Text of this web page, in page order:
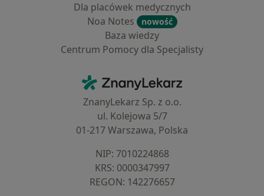
Dla placówek medycznych
Noa Notes
nowość
Baza wiedzy
Centrum Pomocy dla Specjalisty
ZnanyLekarz - Strona główna
ZnanyLekarz Sp. z o.o.
ul. Kolejowa 5/7
01-217 Warszawa, Polska
NIP: ⁠7010224868
KRS: ⁠0000347997
REGON: ⁠142276657